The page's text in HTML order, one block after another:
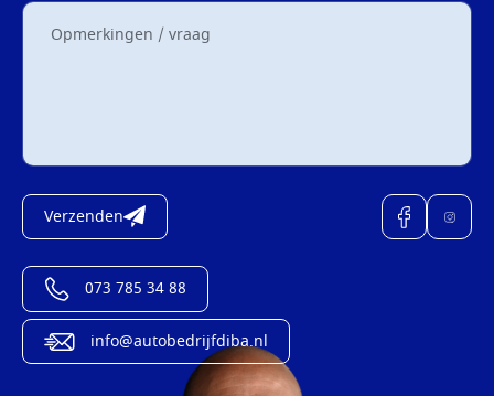
Verzenden
073 785 34 88
info@autobedrijfdiba.nl